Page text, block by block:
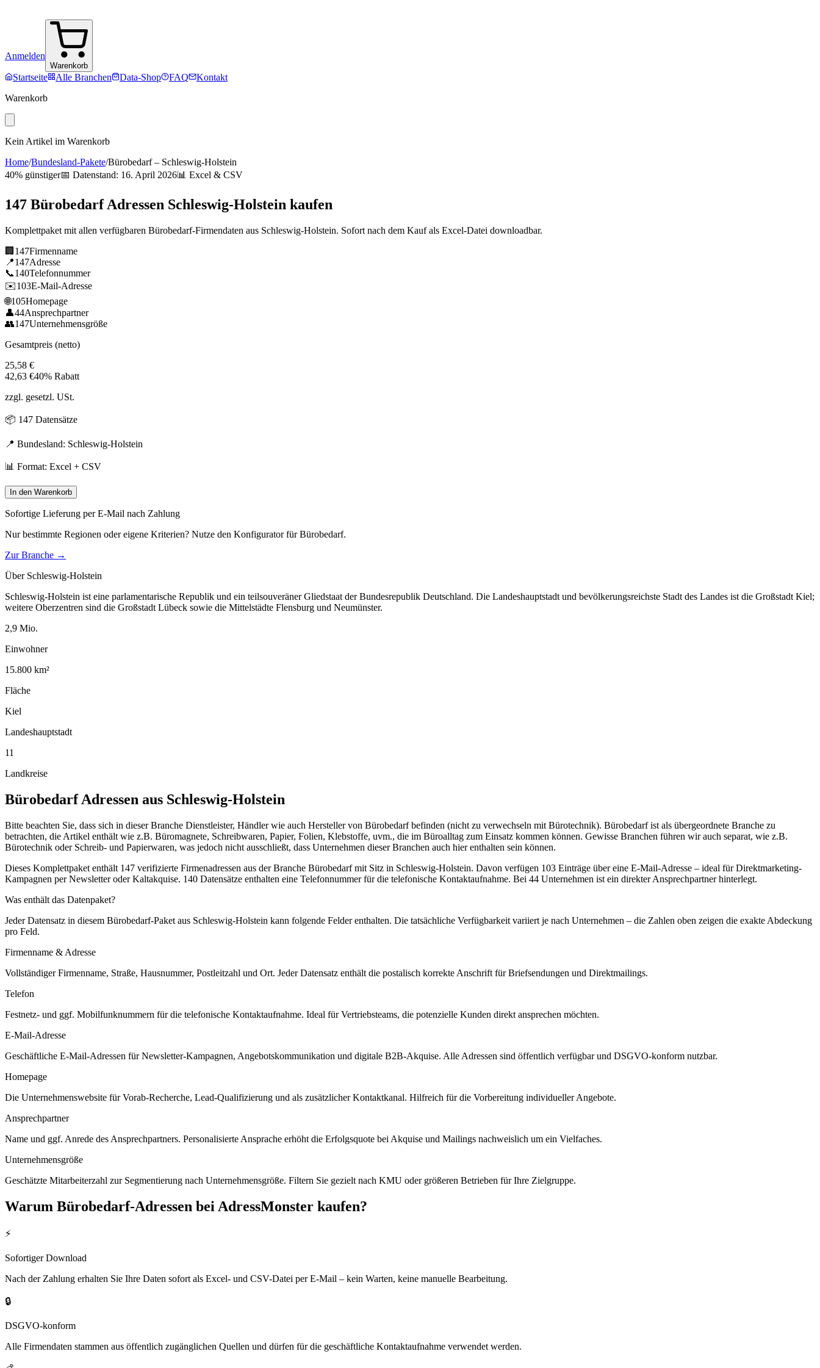
Anmelden
Warenkorb
Startseite Alle Branchen Data-Shop FAQ
Kontakt
Warenkorb
Kein Artikel im Warenkorb
Home/Bundesland-Pakete/Bürobedarf– Schleswig-Holstein
40% günstiger📅 Datenstand: 16. April 2026📊 Excel & CSV
147 BürobedarfAdressen Schleswig-Holstein kaufen
Komplettpaket mit allen verfügbaren Bürobedarf-Firmendaten aus Schleswig-Holstein. Sofort nach dem Kauf als Excel-Datei downloadbar.
🏢 147Firmenname
📍147Adresse
📞140Telefonnummer
✉️103E-Mail-Adresse
🌐105Homepage
👤44Ansprechpartner
👥147Unternehmensgröße
Gesamtpreis (netto)
25,58 €
42,63 €40% Rabatt
zzgl. gesetzl. USt.
📦 147 Datensätze
📍 Bundesland: Schleswig-Holstein
📊 Format: Excel + CSV
In den Warenkorb
Sofortige Lieferung per E-Mail nach Zahlung
Nur bestimmte Regionen oder eigene Kriterien? Nutze den Konfigurator fürBürobedarf.
Zur Branche →
Über Schleswig-Holstein
Schleswig-Holstein ist eine parlamentarische Republik und ein teilsouveräner Gliedstaat der Bundesrepublik Deutschland. Die Landeshauptstadt und bevölkerungsreichste Stadt des Landes ist die Großstadt Kiel;
weitere Oberzentren sind die Großstadt Lübeck sowie die Mittelstädte Flensburg und Neumünster.
2,9 Mio.
Einwohner
15.800 km²
Fläche
Kiel
Landeshauptstadt
11
Landkreise
BürobedarfAdressen aus Schleswig-Holstein
Bitte beachten Sie, dass sich in dieser Branche Dienstleister, Händler wie auch Hersteller von Bürobedarf befinden (nicht zu verwechseln mit Bürotechnik). Bürobedarf ist als übergeordnete Branche zu
betrachten, die Artikel enthält wie z.B. Büromagnete, Schreibwaren, Papier, Folien, Klebstoffe, uvm., die im Büroalltag zum Einsatz kommen können. Gewisse Branchen führen wir auch separat, wie z.B.
Bürotechnik oder Schreib- und Papierwaren, was jedoch nicht ausschließt, dass Unternehmen dieser Branchen auch hier enthalten sein können.
Dieses Komplettpaket enthält 147 verifizierte Firmenadressen aus der Branche Bürobedarfmit Sitz in Schleswig-Holstein. Davon verfügen 103 Einträge über eine E-Mail-Adresse – ideal für Direktmarketing-
Kampagnen per Newsletter oder Kaltakquise. 140 Datensätze enthalten eine Telefonnummer für die telefonische Kontaktaufnahme. Bei 44 Unternehmen ist ein direkter Ansprechpartner hinterlegt.
Was enthält das Datenpaket?
Jeder Datensatz in diesem Bürobedarf-Paket aus Schleswig-Holstein kann folgende Felder enthalten. Die tatsächliche Verfügbarkeit variiert je nach Unternehmen – die Zahlen oben zeigen die exakte Abdeckung
pro Feld.
Firmenname & Adresse
Vollständiger Firmenname, Straße, Hausnummer, Postleitzahl und Ort. Jeder Datensatz enthält die postalisch korrekte Anschrift für Briefsendungen und Direktmailings.
Telefon
Festnetz- und ggf. Mobilfunknummern für die telefonische Kontaktaufnahme. Ideal für Vertriebsteams, die potenzielle Kunden direkt ansprechen möchten.
E-Mail-Adresse
Geschäftliche E-Mail-Adressen für Newsletter-Kampagnen, Angebotskommunikation und digitale B2B-Akquise. Alle Adressen sind öffentlich verfügbar und DSGVO-konform nutzbar.
Homepage
Die Unternehmenswebsite für Vorab-Recherche, Lead-Qualifizierung und als zusätzlicher Kontaktkanal. Hilfreich für die Vorbereitung individueller Angebote.
Ansprechpartner
Name und ggf. Anrede des Ansprechpartners. Personalisierte Ansprache erhöht die Erfolgsquote bei Akquise und Mailings nachweislich um ein Vielfaches.
Unternehmensgröße
Geschätzte Mitarbeiterzahl zur Segmentierung nach Unternehmensgröße. Filtern Sie gezielt nach KMU oder größeren Betrieben für Ihre Zielgruppe.
Warum Bürobedarf-Adressen bei AdressMonster kaufen?
⚡
Sofortiger Download
Nach der Zahlung erhalten Sie Ihre Daten sofort als Excel- und CSV-Datei per E-Mail – kein Warten, keine manuelle Bearbeitung.
🔒
DSGVO-konform
Alle Firmendaten stammen aus öffentlich zugänglichen Quellen und dürfen für die geschäftliche Kontaktaufnahme verwendet werden.